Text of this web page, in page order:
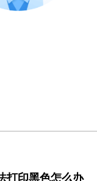
打印黑色怎么办